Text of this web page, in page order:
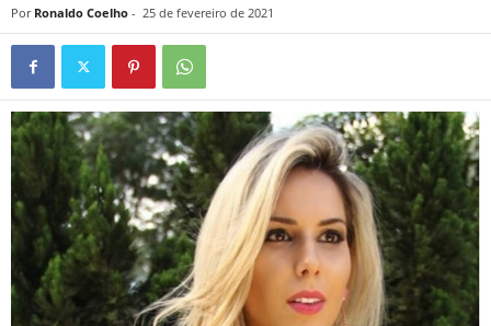
Por Ronaldo Coelho - 25 de fevereiro de 2021